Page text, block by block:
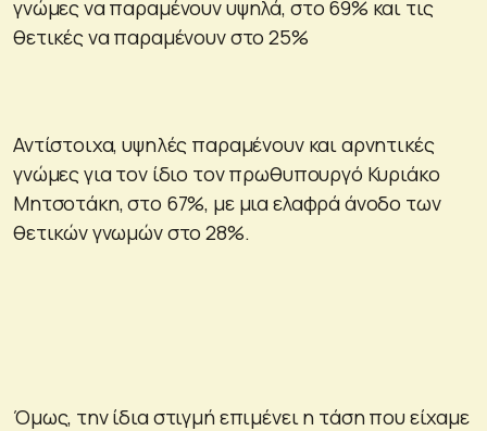
γνώμες να παραμένουν υψηλά, στο 69% και τις
θετικές να παραμένουν στο 25%
Αντίστοιχα, υψηλές παραμένουν και αρνητικές
γνώμες για τον ίδιο τον πρωθυπουργό Κυριάκο
Μητσοτάκη, στο 67%, με μια ελαφρά άνοδο των
θετικών γνωμών στο 28%.
Όμως, την ίδια στιγμή επιμένει η τάση που είχαμε